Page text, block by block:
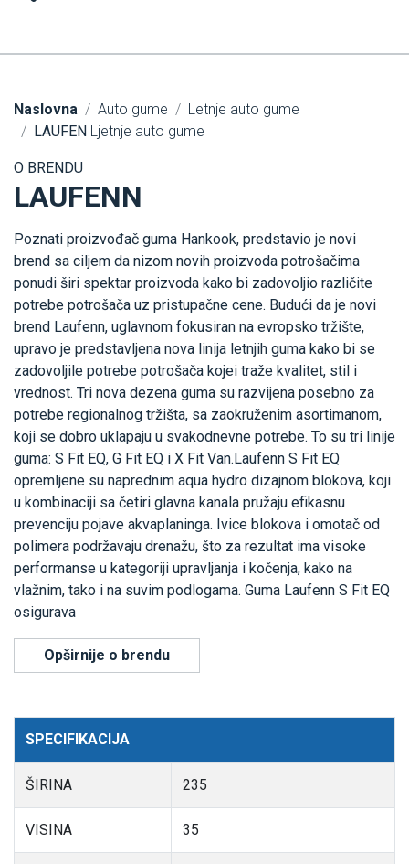
Naslovna Auto gume
Letnje auto gume
LAUFEN Ljetnje auto gume
O BRENDU
LAUFENN
Poznati proizvođač guma Hankook, predstavio je novi
brend sa ciljem da nizom novih proizvoda potrošačima
ponudi širi spektar proizvoda kako bi zadovoljio različite
potrebe potrošača uz pristupačne cene. Budući da je novi
brend Laufenn, uglavnom fokusiran na evropsko tržište,
upravo je predstavljena nova linija letnjih guma kako bi se
zadovoljile potrebe potrošača kojei traže kvalitet, stil i
vrednost. Tri nova dezena guma su razvijena posebno za
potrebe regionalnog tržišta, sa zaokruženim asortimanom,
koji se dobro uklapaju u svakodnevne potrebe. To su tri linije
guma: S Fit EQ, G Fit EQ i X Fit Van.Laufenn S Fit EQ
opremljene su naprednim aqua hydro dizajnom blokova, koji
u kombinaciji sa četiri glavna kanala pružaju efikasnu
prevenciju pojave akvaplaninga. Ivice blokova i omotač od
polimera podržavaju drenažu, što za rezultat ima visoke
performanse u kategoriji upravljanja i kočenja, kako na
vlažnim, tako i na suvim podlogama. Guma Laufenn S Fit EQ
osigurava
Opširnije o brendu
SPECIFIKACIJA
ŠIRINA 235
VISINA 35